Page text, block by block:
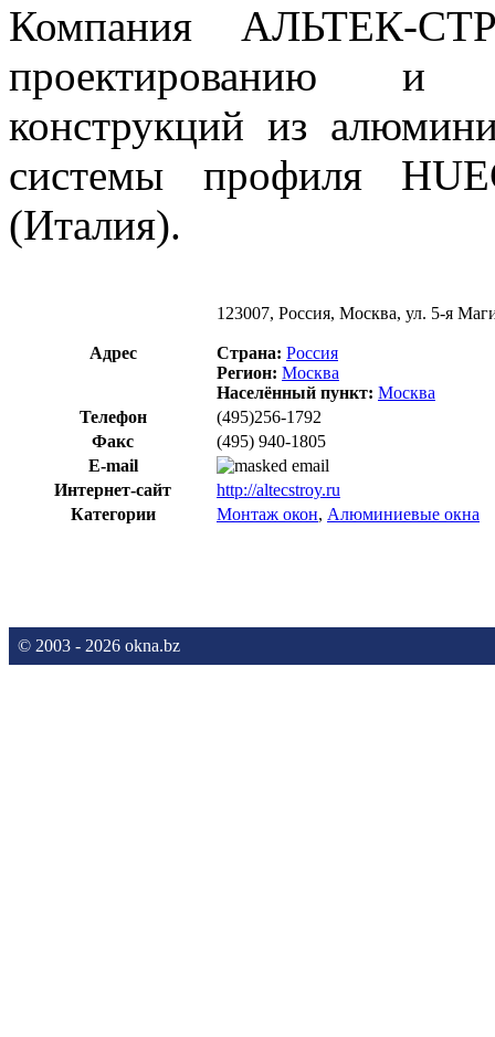
Компания АЛЬТЕК-
проектированию и
конструкций из
системы профиля
(Италия).
Адрес
123007, Россия, Москва, ул. 5-я
Страна: Россия
Регион: Москва
Населённый пункт: Москва
Телефон
(495)256-1792
Факс
(495) 940-1805
E-mail
Интернет-сайт
http://altecstroy.ru
Категории
Монтаж окон, Алюминиевые окна
© 2003 - 2026 okna.bz